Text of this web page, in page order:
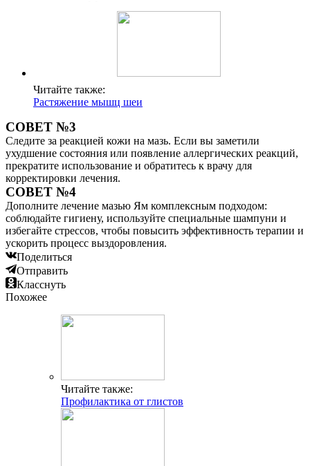
Читайте также:
Растяжение мышц шеи
СОВЕТ №3
Следите за реакцией кожи на мазь. Если вы заметили
ухудшение состояния или появление аллергических реакций,
прекратите использование и обратитесь к врачу для
корректировки лечения.
СОВЕТ №4
Дополните лечение мазью Ям комплексным подходом:
соблюдайте гигиену, используйте специальные шампуни и
избегайте стрессов, чтобы повысить эффективность терапии и
ускорить процесс выздоровления.
Поделиться
Отправить
Класснуть
Похожее
Читайте также:
Профилактика от глистов